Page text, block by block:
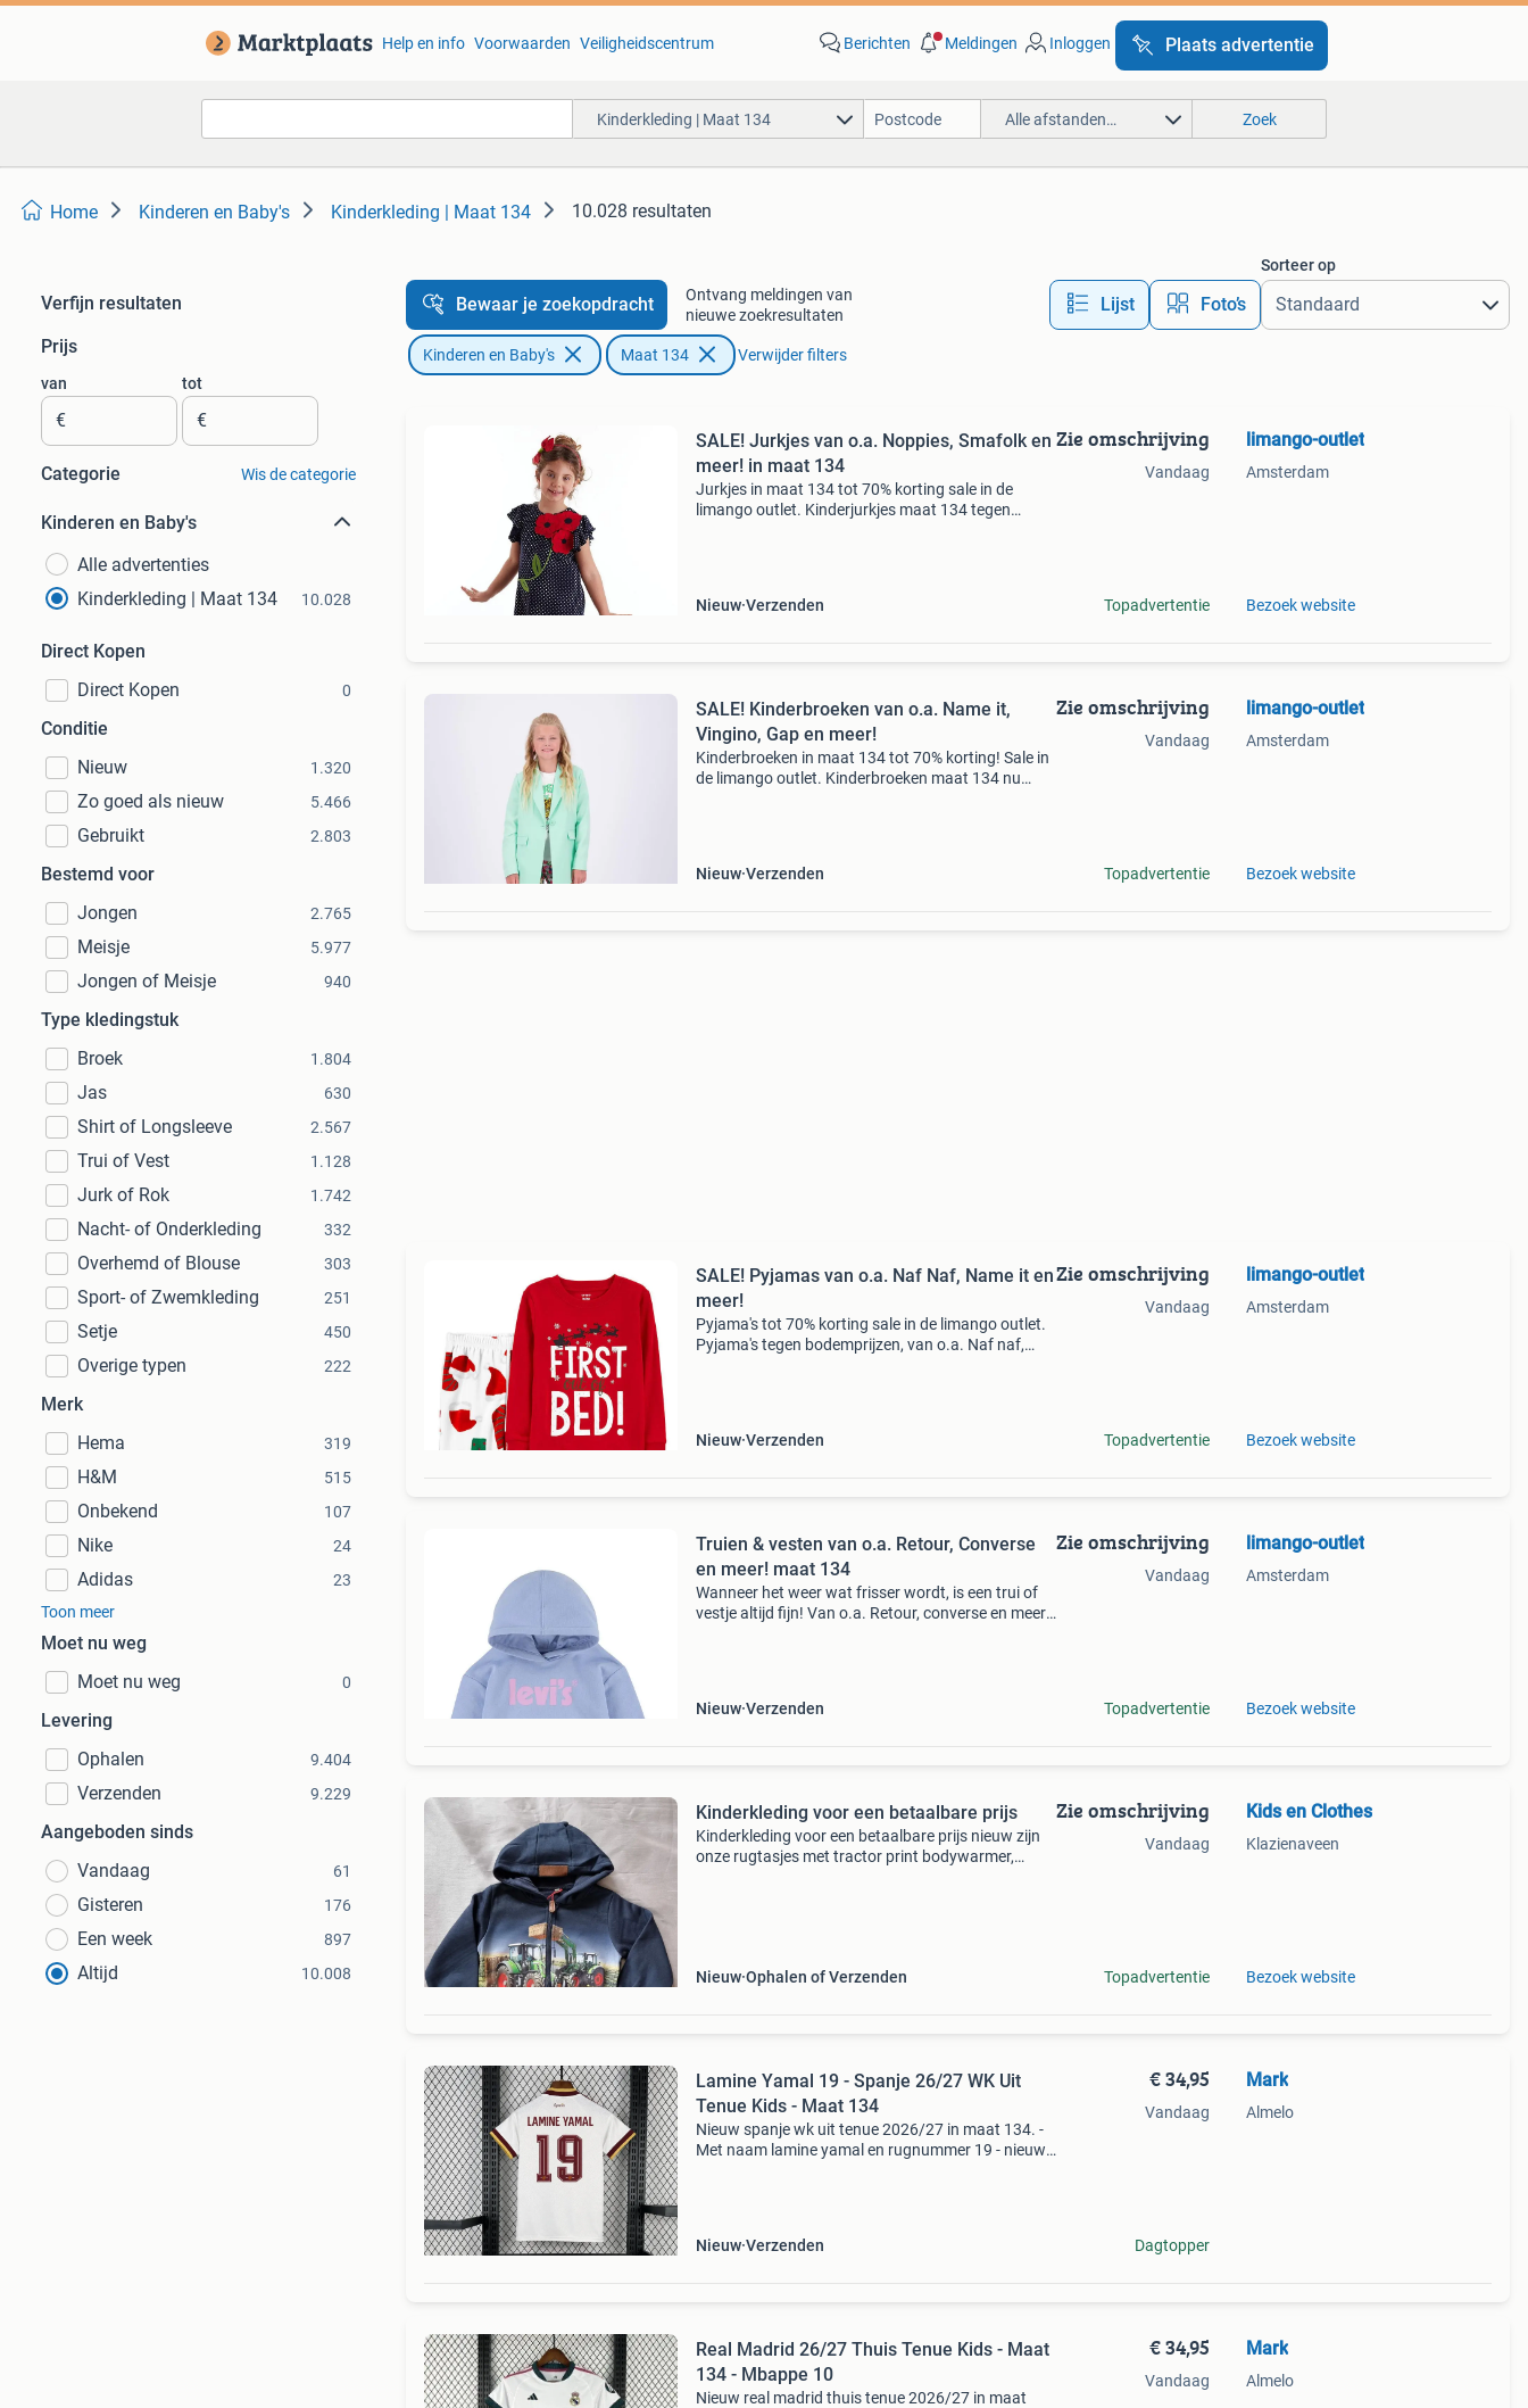
Help en info Voorwaarden Veiligheidscentrum Berichten Meldingen Inloggen Plaats advertentie
Kinderkleding | Maat 134 Alle afstanden… Zoek
Home Kinderen en Baby's Kinderkleding | Maat 134 10.028 resultaten
Verfijn resultaten
Prijs
van
€
tot
€
Categorie Wis de categorie
Kinderen en Baby's
Alle advertenties
Kinderkleding | Maat 134
10.028
Direct Kopen
Direct Kopen
0
Conditie
Nieuw
1.320
Zo goed als nieuw 5.466
Gebruikt 2.803
Bestemd voor
Jongen
2.765
Meisje 5.977
Jongen of Meisje 940
Type kledingstuk
Broek
1.804
Jas 630
Shirt of Longsleeve 2.567
Trui of Vest 1.128
Jurk of Rok 1.742
Nacht- of Onderkleding 332
Overhemd of Blouse 303
Sport- of Zwemkleding 251
Setje 450
Overige typen 222
Merk
Hema
319
H&M 515
Onbekend 107
Nike 24
Adidas
23
Toon meer
Moet nu weg
Moet nu weg
0
Levering
Ophalen
9.404
Verzenden 9.229
Aangeboden sinds
Vandaag
61
Gisteren 176
Een week 897
Altijd 10.008
Bewaar je zoekopdracht
Ontvang meldingen van
nieuwe zoekresultaten
Lijst Foto’s
Sorteer op
Kinderen en Baby's Maat 134 Verwijder filters
SALE! Jurkjes van o.a. Noppies, Smafolk en
meer! in maat 134
Jurkjes in maat 134 tot 70% korting sale in de
limango outlet. Kinderjurkjes maat 134 tegen
Nieuw Verzenden
Zie omschrijving
Vandaag
Topadvertentie
limango-outlet
Amsterdam
Bezoek website
SALE! Kinderbroeken van o.a. Name it,
Vingino, Gap en meer!
Kinderbroeken in maat 134 tot 70% korting! Sale in
de limango outlet. Kinderbroeken maat 134 nu
Nieuw Verzenden
Zie omschrijving
Vandaag
Topadvertentie
limango-outlet
Amsterdam
Bezoek website
SALE! Pyjamas van o.a. Naf Naf, Name it en
meer!
Pyjama's tot 70% korting sale in de limango outlet.
Pyjama's tegen bodemprijzen, van o.a. Naf naf,
Nieuw Verzenden
Zie omschrijving
Vandaag
Topadvertentie
limango-outlet
Amsterdam
Bezoek website
Truien & vesten van o.a. Retour, Converse
en meer! maat 134
Wanneer het weer wat frisser wordt, is een trui of
vestje altijd fijn! Van o.a. Retour, converse en meer!
Nieuw Verzenden
Zie omschrijving
Vandaag
Topadvertentie
limango-outlet
Amsterdam
Bezoek website
Kinderkleding voor een betaalbare prijs
Kinderkleding voor een betaalbare prijs nieuw zijn
onze rugtasjes met tractor print bodywarmer,
Nieuw Ophalen of Verzenden
Zie omschrijving
Vandaag
Topadvertentie
Kids en Clothes
Klazienaveen
Bezoek website
Lamine Yamal 19 - Spanje 26/27 WK Uit
Tenue Kids - Maat 134
Nieuw spanje wk uit tenue 2026/27 in maat 134. -
Met naam lamine yamal en rugnummer 19 - nieuw
Nieuw Verzenden
€ 34,95
Vandaag
Dagtopper
Mark
Almelo
Real Madrid 26/27 Thuis Tenue Kids - Maat
134 - Mbappe 10
Nieuw real madrid thuis tenue 2026/27 in maat
€ 34,95
Vandaag
Mark
Almelo